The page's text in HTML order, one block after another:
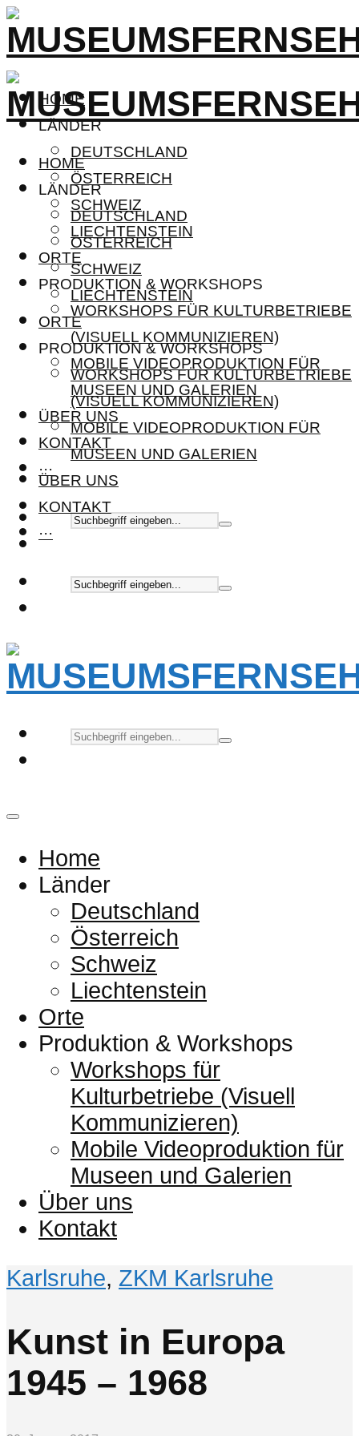
HOME
LÄNDER
DEUTSCHLAND
ÖSTERREICH
SCHWEIZ
LIECHTENSTEIN
ORTE
PRODUKTION & WORKSHOPS
WORKSHOPS FÜR KULTURBETRIEBE
(VISUELL KOMMUNIZIEREN)
MOBILE VIDEOPRODUKTION FÜR
MUSEEN UND GALERIEN
ÜBER UNS
KONTAKT
···
HOME
LÄNDER
DEUTSCHLAND
ÖSTERREICH
SCHWEIZ
LIECHTENSTEIN
ORTE
PRODUKTION & WORKSHOPS
WORKSHOPS FÜR KULTURBETRIEBE
(VISUELL KOMMUNIZIEREN)
MOBILE VIDEOPRODUKTION FÜR
MUSEEN UND GALERIEN
ÜBER UNS
KONTAKT
···
Home
Länder
Deutschland
Österreich
Schweiz
Liechtenstein
Orte
Produktion & Workshops
Workshops für
Kulturbetriebe (Visuell
Kommunizieren)
Mobile Videoproduktion für
Museen und Galerien
Über uns
Kontakt
Karlsruhe, ZKM Karlsruhe
Kunst in Europa
1945 – 1968